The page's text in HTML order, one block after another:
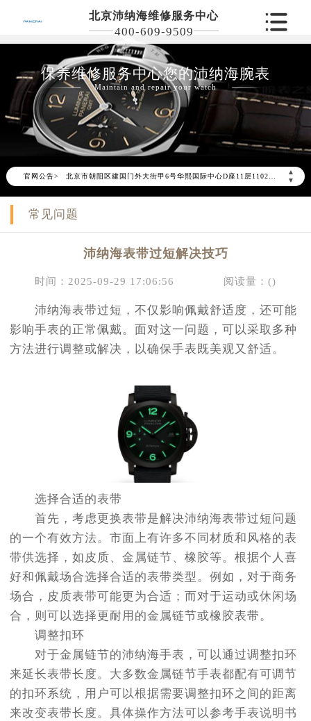
北京沛纳海维修服务中心
400-609-9509
保养维修服务中心您的沛纳海腕表
Maintain and repair your watch
官网公告>
▲
▼
2026年6月沛纳海北京市售后服务网络优化升级公告
2026年6月北京市沛纳海官方售后客户服务热线：400-609-9509
2026年6月沛纳海售后服务中心最新网点地址：
北京市东城区东长安街1号王府井东方广场W3座6层602室沛纳海售后服务中心（需提前预约）
节假日正常营业！
常见问题
沛纳海表带过短解决技巧
时间：2025-09-29 17:06:56 阅读量：()
沛纳海表带过短，不仅影响佩戴舒适度，还可能
影响手表的正常佩戴。面对这一问题，可以采取多种
方法进行调整或解决，以确保手表既美观又舒适。
选择合适的表带
首先，考虑更换表带是解决沛纳海表带过短问题
的一个有效方法。市面上有许多不同材质和风格的表
带供选择，如皮质、金属链节、橡胶等。根据个人喜
好和佩戴场合选择合适的表带类型。例如，对于商务
场合，皮质表带可能更为合适；而对于运动或休闲场
合，则可以选择更耐用的金属链节或橡胶表带。
调整扣环
对于金属链节的沛纳海手表，可以通过调整扣环
来延长表带长度。大多数金属链节手表都配有可调节
的扣环系统，用户可以根据需要调整扣环之间的距离
来改变表带长度。具体操作方法可以参考手表说明书